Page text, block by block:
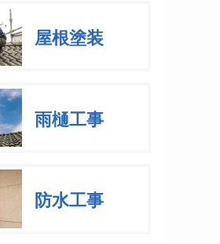
屋根塗装
雨樋工事
防水工事